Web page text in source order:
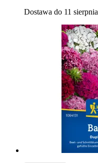
Dostawa do 11 sierpnia